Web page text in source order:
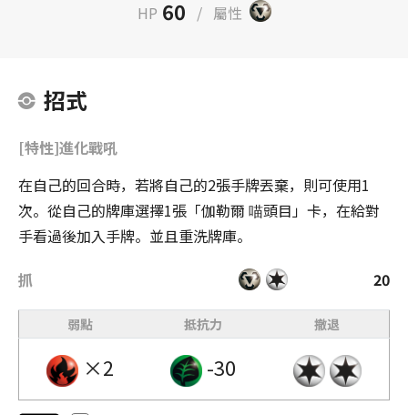
HP 60 / 屬性
招式
[特性]進化戰吼
在自己的回合時，若將自己的2張手牌丟棄，則可使用1
次。從自己的牌庫選擇1張「伽勒爾 喵頭目」卡，在給對
手看過後加入手牌。並且重洗牌庫。
抓
20
弱點 抵抗力 撤退
×2 -30